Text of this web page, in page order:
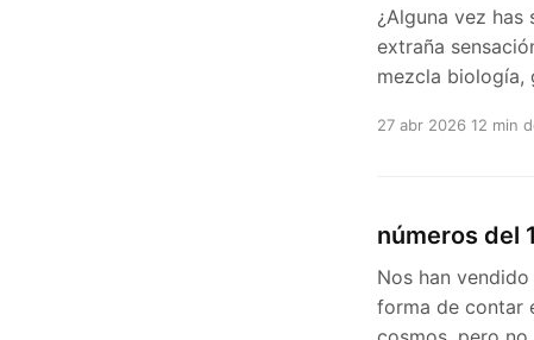
¿Alguna vez
extraña
mezcla biología,
27 abr 2026 12 min
números del
Nos han
forma de contar